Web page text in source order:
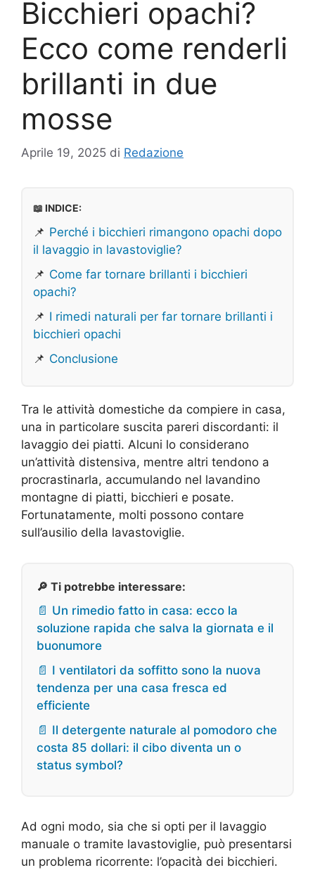
Bicchieri opachi?
Ecco come renderli
brillanti in due
mosse
Aprile 19, 2025 di Redazione
📖 INDICE:
📌 Perché i bicchieri rimangono opachi dopo
il lavaggio in lavastoviglie?
📌 Come far tornare brillanti i bicchieri
opachi?
📌 I rimedi naturali per far tornare brillanti i
bicchieri opachi
📌 Conclusione
Tra le attività domestiche da compiere in casa,
una in particolare suscita pareri discordanti: il
lavaggio dei piatti. Alcuni lo considerano
un’attività distensiva, mentre altri tendono a
procrastinarla, accumulando nel lavandino
montagne di piatti, bicchieri e posate.
Fortunatamente, molti possono contare
sull’ausilio della lavastoviglie.
🔎 Ti potrebbe interessare:
📄 Un rimedio fatto in casa: ecco la
soluzione rapida che salva la giornata e il
buonumore
📄 I ventilatori da soffitto sono la nuova
tendenza per una casa fresca ed
efficiente
📄 Il detergente naturale al pomodoro che
costa 85 dollari: il cibo diventa un o
status symbol?
Ad ogni modo, sia che si opti per il lavaggio
manuale o tramite lavastoviglie, può presentarsi
un problema ricorrente: l’opacità dei bicchieri.